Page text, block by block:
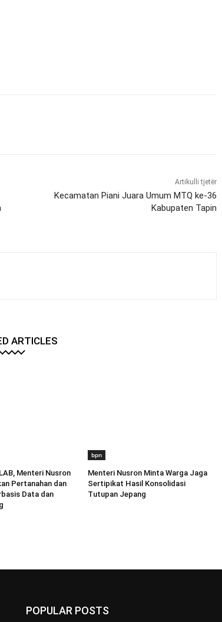
Artikulli tjetër
Kecamatan Piani Juara Umum MTQ ke-36
Kabupaten Tapin
ARTICLES
Menteri Nusron
Pertanahan dan
Data dan
bpn
Menteri Nusron Minta Warga Jaga
Sertipikat Hasil Konsolidasi
Tutupan Jepang
POPULAR POSTS